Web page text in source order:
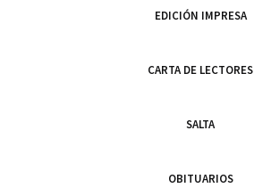
EDICIÓN IMPRESA
CARTA DE LECTORES
SALTA
OBITUARIOS